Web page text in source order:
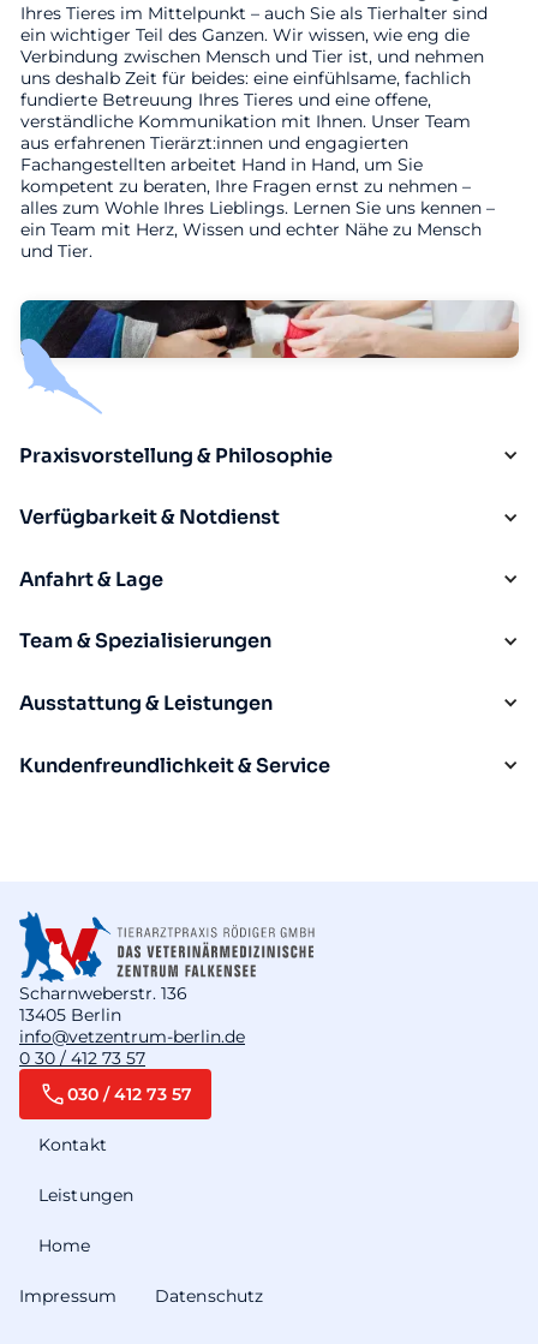
Ihres Tieres im Mittelpunkt – auch Sie als Tierhalter sind
ein wichtiger Teil des Ganzen. Wir wissen, wie eng die
Verbindung zwischen Mensch und Tier ist, und nehmen
uns deshalb Zeit für beides: eine einfühlsame, fachlich
fundierte Betreuung Ihres Tieres und eine offene,
verständliche Kommunikation mit Ihnen. Unser Team
aus erfahrenen Tierärzt:innen und engagierten
Fachangestellten arbeitet Hand in Hand, um Sie
kompetent zu beraten, Ihre Fragen ernst zu nehmen –
alles zum Wohle Ihres Lieblings. Lernen Sie uns kennen –
ein Team mit Herz, Wissen und echter Nähe zu Mensch
und Tier.
Praxisvorstellung & Philosophie
Verfügbarkeit & Notdienst
Anfahrt & Lage
Team & Spezialisierungen
Ausstattung & Leistungen
Kundenfreundlichkeit & Service
Scharnweberstr. 136
13405 Berlin
info@vetzentrum-berlin.de
0 30 / 412 73 57
Home
Leistungen
Kontakt
030 / 412 73 57
Impressum Datenschutz